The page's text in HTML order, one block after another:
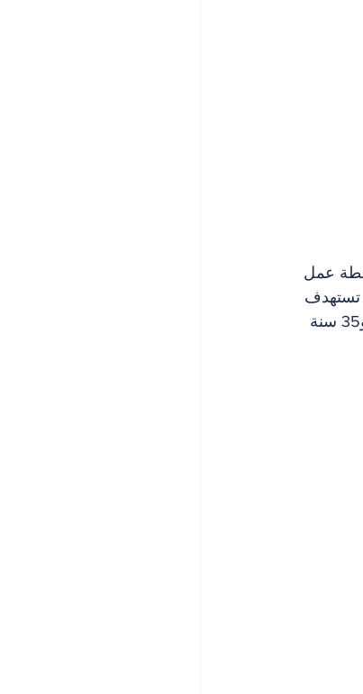
لافال خطة عمل
تستهدف
الخطة مواجهة قضايا العنف الحضري والانحراف لدى الشباب الذين تتراوح أعمارهم بين 12 و35 سنة